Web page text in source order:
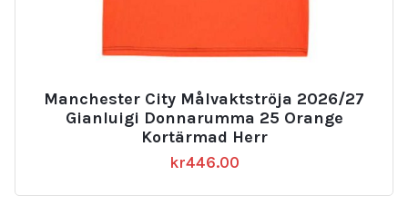
Manchester City Målvaktströja 2026/27
Gianluigi Donnarumma 25 Orange
Kortärmad Herr
kr446.00